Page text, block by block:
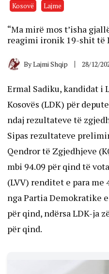
Kosovë Lajme
“Ma mirë mos t’isha
reagimi ironik 19-shit të
ByLajmi Shqip 28/12/
Ermal Sadiku, kandidat i
Kosovës (LDK) për
ndaj rezultateve të
Sipas rezultateve
Qendror të Zgjedhjeve
mbi 94.09 për qind të
(LVV) renditet e para me
nga Partia Demokratike
për qind, ndërsa LDK-ja
për qind.